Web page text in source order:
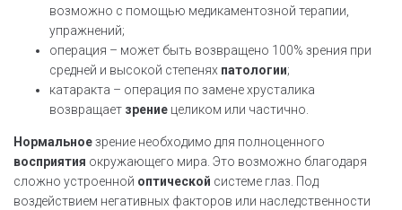
возможно с помощью медикаментозной терапии,
упражнений;
операция – может быть возвращено 100% зрения при
средней и высокой степенях патологии;
катаракта – операция по замене хрусталика
возвращает зрение целиком или частично.
Нормальноезрение необходимо для полноценного
восприятия окружающего мира. Это возможно благодаря
сложно устроенной оптической системе глаз. Под
воздействием негативных факторов или наследственности